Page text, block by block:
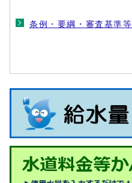
条例・要綱・審査基準等